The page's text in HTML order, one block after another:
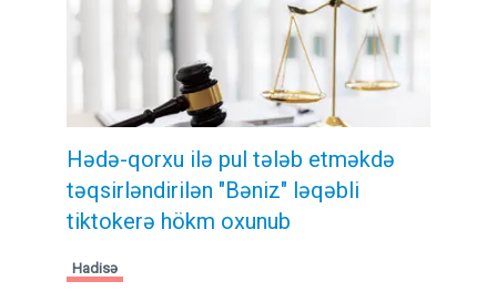
Hədə-qorxu ilə pul tələb etməkdə
təqsirləndirilən "Bəniz" ləqəbli
tiktokerə hökm oxunub
Hadisə